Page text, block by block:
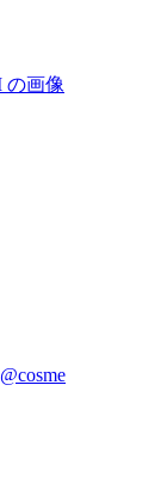
@cosme